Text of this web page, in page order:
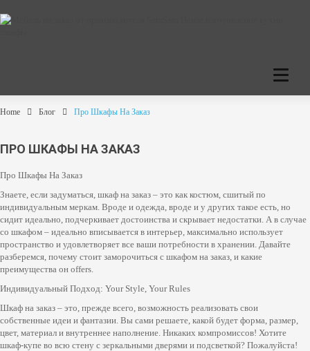
C
a
t
Home Блог Про Шкафы На Заказ
ПРО ШКАФЫ НА ЗАКАЗ
Про Шкафы На Заказ
Знаете, если задуматься, шкаф на заказ – это как костюм, сшитый по
индивидуальным меркам. Вроде и одежда, вроде и у других такое есть, но
сидит идеально, подчеркивает достоинства и скрывает недостатки. А в случае
со шкафом – идеально вписывается в интерьер, максимально использует
пространство и удовлетворяет все ваши потребности в хранении. Давайте
разберемся, почему стоит заморочиться с шкафом на заказ, и какие
преимущества он offers.
Индивидуальный Подход: Your Style, Your Rules
Шкаф на заказ – это, прежде всего, возможность реализовать свои
собственные идеи и фантазии. Вы сами решаете, какой будет форма, размер,
цвет, материал и внутреннее наполнение. Никаких компромиссов! Хотите
шкаф-купе во всю стену с зеркальными дверями и подсветкой? Пожалуйста!